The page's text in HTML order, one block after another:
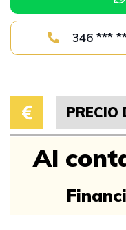
PRECIO
Al